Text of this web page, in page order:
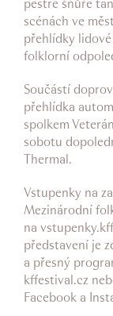
pestré šňůře
scénách ve
přehlídky
folklorní
Součástí
přehlídka
spolkem
sobotu
Thermal.
Vstupenky na
Mezinárodní
na
představení je
a přesný
kffestival.cz
Facebook a